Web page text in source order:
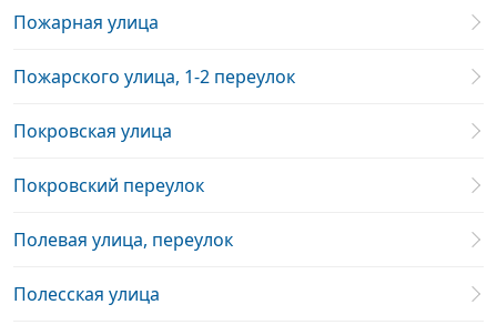
Пожарная улица
Пожарского улица, 1-2 переулок
Покровская улица
Покровский переулок
Полевая улица, переулок
Полесская улица